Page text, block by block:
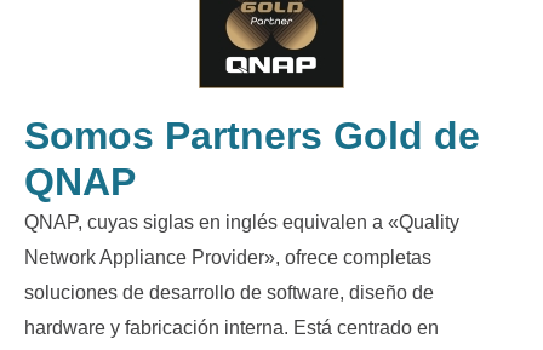
Somos Partners Gold de
QNAP
QNAP, cuyas siglas en inglés equivalen a «Quality
Network Appliance Provider», ofrece completas
soluciones de desarrollo de software, diseño de
hardware y fabricación interna. Está centrado en